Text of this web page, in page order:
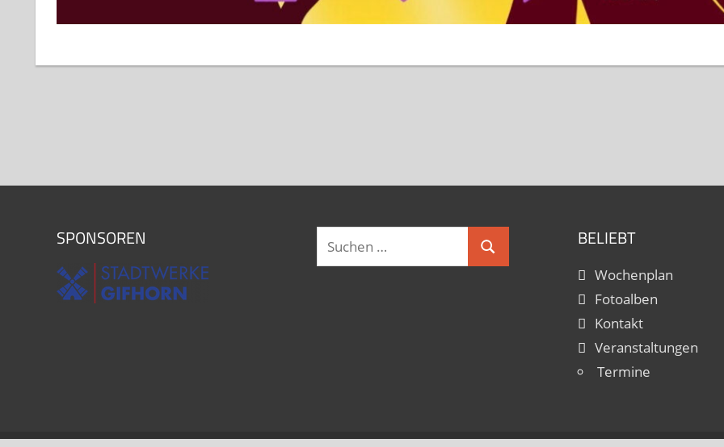
SPONSOREN
Suchen
nach:
Suchen
BELIEBT
Wochenplan
Fotoalben
Kontakt
Veranstaltungen
Termine